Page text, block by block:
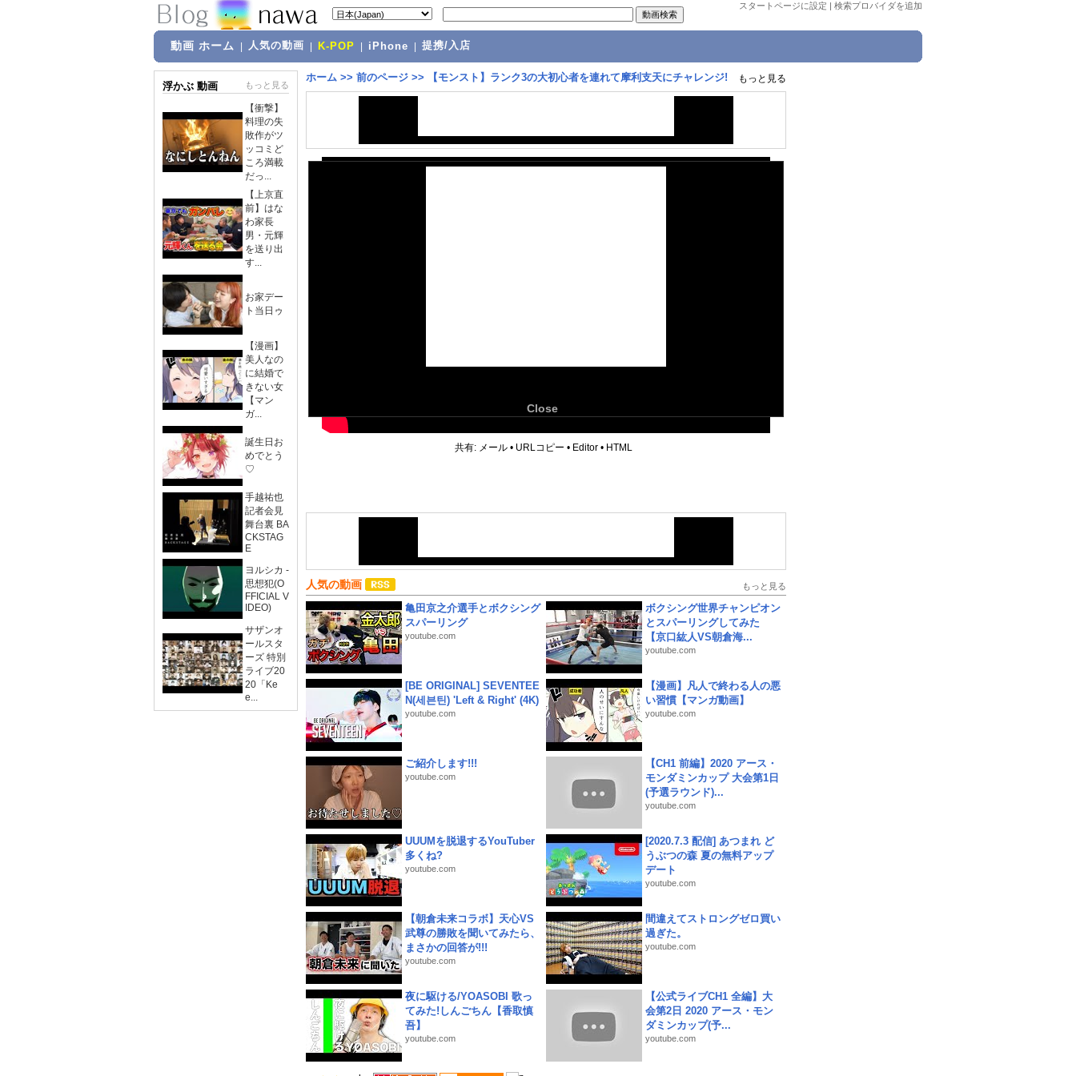
スタートページに設定 | 検索プロバイダを追加
動画 ホーム 人気の動画 K-POP iPhone 提携/入店
浮かぶ 動画 もっと見る
【衝撃】
料理の失
敗作がツ
ッコミど
ころ満載
だっ...
【上京直
前】はな
わ家長
男・元輝
を送り出
す...
お家デー
ト当日ゥ
【漫画】
美人なの
に結婚で
きない女
【マン
ガ...
誕生日お
めでとう
♡
手越祐也
記者会見
舞台裏 BA
CKSTAG
E
ヨルシカ -
思想犯(O
FFICIAL V
IDEO)
サザンオ
ールスタ
ーズ 特別
ライブ20
20「Ke
e...
ホーム >> 前のページ >> 【モンスト】ランク3の大初心者を連れて摩利支天にチャレンジ! もっと見る
Close
共有: メール • URLコピー • Editor • HTML
人気の動画 もっと見る
亀田京之介選手とボクシング
スパーリング
youtube.com
ボクシング世界チャンピオン
とスパーリングしてみた
【京口紘人VS朝倉海...
youtube.com
[BE ORIGINAL] SEVENTEE
N(세븐틴) 'Left & Right' (4K)
youtube.com
【漫画】凡人で終わる人の悪
い習慣【マンガ動画】
youtube.com
ご紹介します!!!
youtube.com
【CH1 前編】2020 アース・
モンダミンカップ 大会第1日
(予選ラウンド)...
youtube.com
UUUMを脱退するYouTuber
多くね?
youtube.com
[2020.7.3 配信] あつまれ ど
うぶつの森 夏の無料アップ
デート
youtube.com
【朝倉未来コラボ】天心VS
武尊の勝敗を聞いてみたら、
まさかの回答が!!!
youtube.com
間違えてストロングゼロ買い
過ぎた。
youtube.com
夜に駆ける/YOASOBI 歌っ
てみた!しんごちん【香取慎
吾】
youtube.com
【公式ライブCH1 全編】大
会第2日 2020 アース・モン
ダミンカップ(予...
youtube.com